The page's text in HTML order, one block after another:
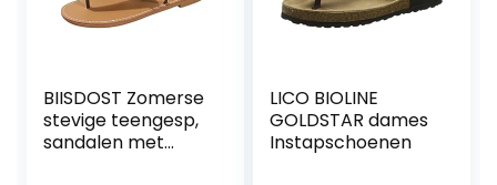
BIISDOST Zomerse
stevige teengesp,
sandalen met
LICO BIOLINE
GOLDSTAR dames
Instapschoenen